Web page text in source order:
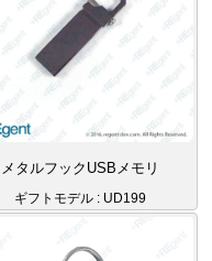
メタルフックUSBメモリ
ギフトモデル : UD199